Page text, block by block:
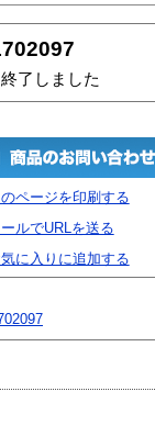
了しました
ページを印刷する
ルでURLを送る
に入りに追加する